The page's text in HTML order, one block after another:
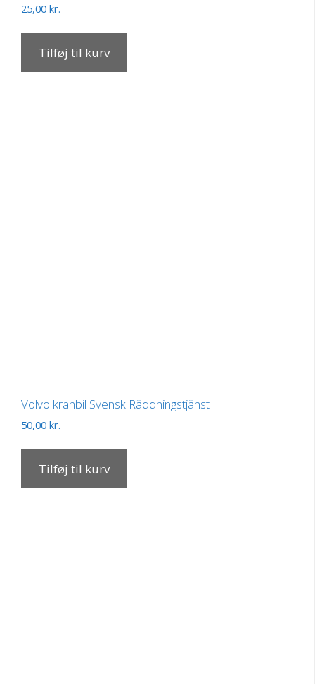
25,00 kr.
Tilføj til kurv
Volvo kranbil Svensk Räddningstjänst
50,00 kr.
Tilføj til kurv